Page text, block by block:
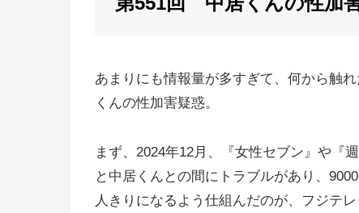
あまりにも情報量が多すぎて、何から触
くんの性加害疑惑。
まず、2024年12月、『女性セブン』や『
と中居くんとの間にトラブルがあり、
人きりになるよう仕組んだのが、フジテ